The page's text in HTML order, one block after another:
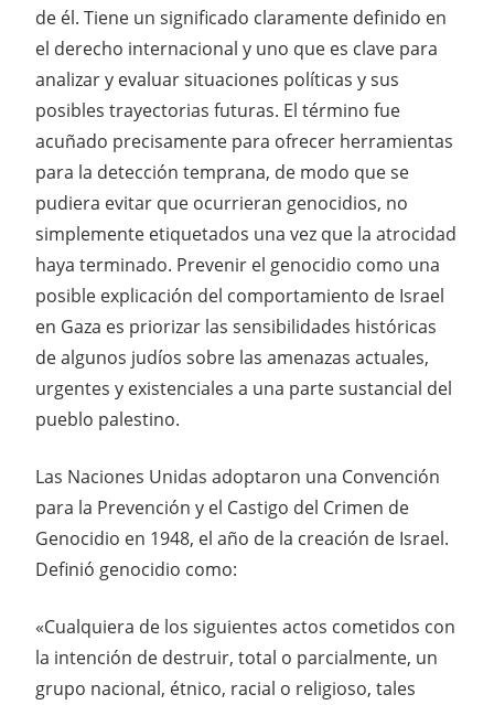
de él. Tiene un significado claramente definido en
el derecho internacional y uno que es clave para
analizar y evaluar situaciones políticas y sus
posibles trayectorias futuras. El término fue
acuñado precisamente para ofrecer herramientas
para la detección temprana, de modo que se
pudiera evitar que ocurrieran genocidios, no
simplemente etiquetados una vez que la atrocidad
haya terminado. Prevenir el genocidio como una
posible explicación del comportamiento de Israel
en Gaza es priorizar las sensibilidades históricas
de algunos judíos sobre las amenazas actuales,
urgentes y existenciales a una parte sustancial del
pueblo palestino.
Las Naciones Unidas adoptaron una Convención
para la Prevención y el Castigo del Crimen de
Genocidio en 1948, el año de la creación de Israel.
Definió genocidio como:
«Cualquiera de los siguientes actos cometidos con
la intención de destruir, total o parcialmente, un
grupo nacional, étnico, racial o religioso, tales